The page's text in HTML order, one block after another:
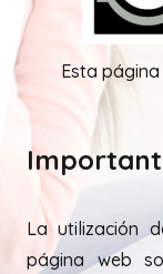
Esta
La utilización
página web